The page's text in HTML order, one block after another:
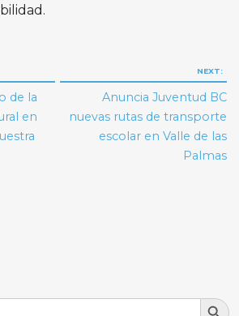
de la
en
NEXT:
Anuncia Juventud BC
nuevas rutas de transporte
escolar en Valle de las
Palmas
Search